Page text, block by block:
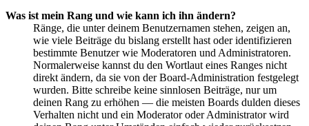
Was ist mein Rang und wie kann ich ihn ändern?
Ränge, die unter deinem Benutzernamen stehen, zeigen an,
wie viele Beiträge du bislang erstellt hast oder identifizieren
bestimmte Benutzer wie Moderatoren und Administratoren.
Normalerweise kannst du den Wortlaut eines Ranges nicht
direkt ändern, da sie von der Board-Administration festgelegt
wurden. Bitte schreibe keine sinnlosen Beiträge, nur um
deinen Rang zu erhöhen — die meisten Boards dulden dieses
Verhalten nicht und ein Moderator oder Administrator wird